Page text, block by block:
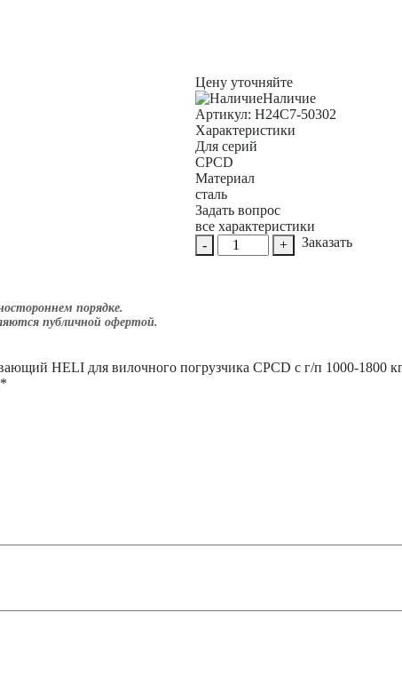
Цену уточняйте
Наличие
Aртикул: H24C7-50302
Характеристики
Для серий
CPCD
Материал
сталь
Задать вопрос
все характеристики
-
Количество
товара
погрузчика
+ Заказать
порядке.
публичной офертой.
HELI для вилочного погрузчика CPCD с г/п 1000-1800
*